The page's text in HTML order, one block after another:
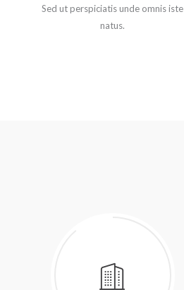
Sed ut perspiciatis unde omnis iste
natus.